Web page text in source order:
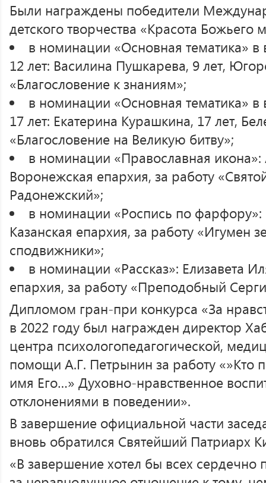
Были награждены победители
детского творчества «Красота Божьего
в номинации «Основная тематика» в
12 лет: Василина Пушкарева, 9 лет,
«Благословение к знаниям»;
в номинации «Основная тематика» в
17 лет: Екатерина Курашкина, 17 лет,
«Благословение на Великую битву»;
в номинации «Православная икона»:
Воронежская епархия, за работу
Радонежский»;
в номинации «Роспись по фарфору»:
Казанская епархия, за работу «Игумен
сподвижники»;
в номинации «Рассказ»: Елизавета
епархия, за работу «Преподобный
Дипломом гран-при конкурса «За
в 2022 году был награжден директор
центра психологопедагогической,
помощи А.Г. Петрынин за работу «»Кто
имя Его…» Духовно-нравственное
отклонениями в поведении».
В завершение официальной части
вновь обратился Святейший Патриарх
«В завершение хотел бы всех сердечно